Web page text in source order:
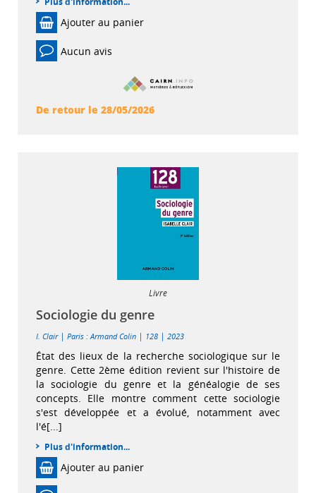
Ajouter au panier
Aucun avis
De retour le 28/05/2026
Livre
Sociologie du genre
I. Clair | Paris : Armand Colin | 128 | 2023
État des lieux de la recherche sociologique sur le
genre. Cette 2ème édition revient sur l'histoire de
la sociologie du genre et la généalogie de ses
concepts. Elle montre comment cette sociologie
s'est développée et a évolué, notamment avec
l'é[...]
Plus d'information...
Ajouter au panier